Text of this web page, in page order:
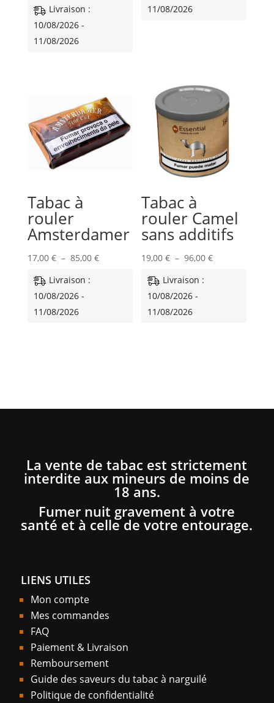
Livraison :
10/08/2026 -
11/08/2026
11/08/2026
Tabac à
rouler
Amsterdamer
17,00 € – 85,00 €Plage
Livraison :
10/08/2026 -
11/08/2026
Tabac à
rouler Camel
sans additifs
19,00€ – 96,00€Plage
Livraison :
10/08/2026 -
11/08/2026
La vente de tabac est strictement
interdite aux mineurs de moins de
18 ans.
Fumer nuit gravement à votre
santé et à celle de votre entourage.
LIENS UTILES
Mon compte
Mes commandes
FAQ
Paiement & Livraison
Remboursement
Guide des saveurs du tabac à narguilé
Politique de confidentialité